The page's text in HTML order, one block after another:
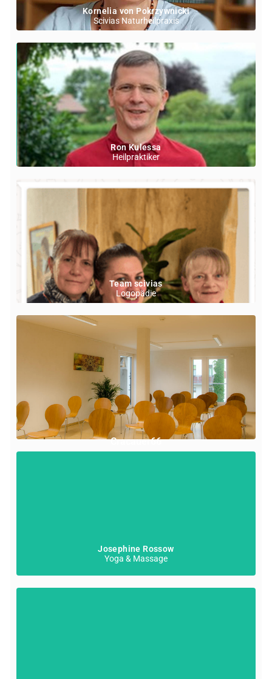
Kornelia von Pokrzywnicki
Scivias Naturheilpraxis
Ron Kulessa
Heilpraktiker
Team scivias
Logopädie
Cracauer66
Josephine Rossow
Yoga & Massage